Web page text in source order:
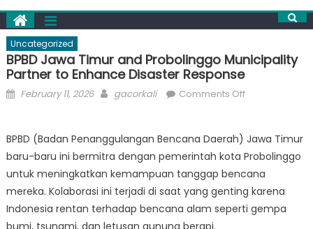
Uncategorized
BPBD Jawa Timur and Probolinggo Municipality
Partner to Enhance Disaster Response
Posted
February 11, 2026 Author
gacorkali Comments Offon
Timur
and
Probolinggo
Municipality
Partner
BPBD (Badan Penanggulangan Bencana Daerah) Jawa Timur
baru-baru ini bermitra dengan pemerintah kota Probolinggo
untuk meningkatkan kemampuan tanggap bencana
mereka. Kolaborasi ini terjadi di saat yang genting karena
Indonesia rentan terhadap bencana alam seperti gempa
bumi, tsunami, dan letusan gunung berapi.